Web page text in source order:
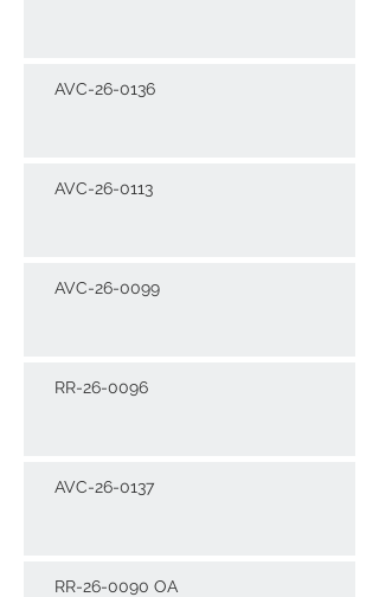
AVC-26-0136
AVC-26-0113
AVC-26-0099
RR-26-0096
AVC-26-0137
RR-26-0090 OA